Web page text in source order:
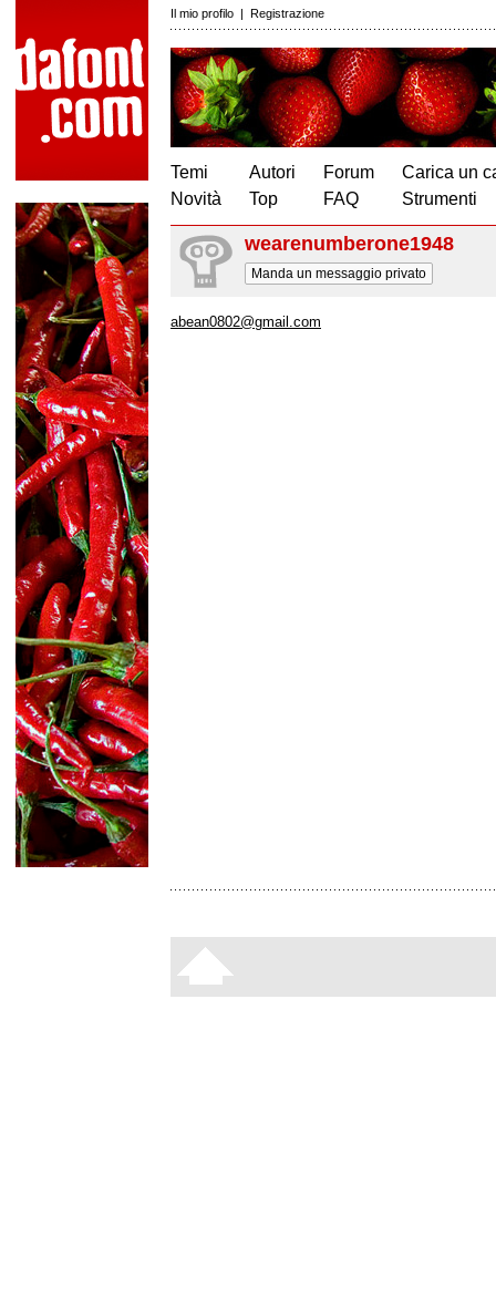
Il mio profilo | Registrazione
Temi
Novità
Autori
Top
Forum
FAQ
Carica un
Strumenti
wearenumberone1948
Manda un messaggio privato
abean0802@gmail.com